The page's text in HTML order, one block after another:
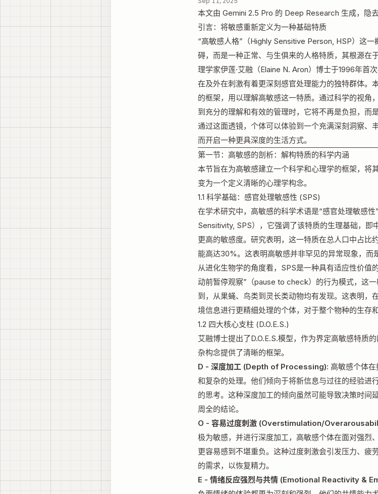
本文由 Gemini 2.5 Pro 的 Deep Research 生成，隐
引言：将敏感重新定义为一种基础特质
“高敏感人格”（Highly Sensitive Person, HSP）这
碍，而是一种正常、与生俱来的人格特质，其根源在
理学家伊莲·艾融（Elaine N. Aron）博士于1996年首
在及外在刺激有着更深刻感官处理能力的独特群体。
的框架，用以理解高敏感这一特质。通过科学的视角
到充分的理解和有效的管理时，它将不再是负担，而
通过这面透镜，个体可以体验到一个充满深刻洞察、
而开启一种更具深度的生活方式。
第一节：高敏感的剖析：解构特质的科学内涵
本节旨在为高敏感建立一个科学和心理学的框架，将
变为一个定义清晰的心理学构念。
1.1 科学基础：感官处理敏感性 (SPS)
在学术研究中，高敏感的科学术语是“感官处理敏感
Sensitivity, SPS），它强调了该特质的生理基础，即
更高的敏感度。研究表明，这一特质在总人口中占比
能高达30%。这表明高敏感并非罕见的异常现象，而
从进化生物学的角度看，SPS是一种具有适应性价值
动前暂停观察”（pause to check）的行为模式，这
到，从果蝇、鸟类到灵长类动物均有发现。这表明，
境信息进行更精细处理的个体，对于整个物种的生存
1.2 四大核心支柱 (D.O.E.S.)
艾融博士提出了D.O.E.S.模型，作为界定高敏感特质
杂构念提供了清晰的框架。
D - 深度加工 (Depth of Processing): 高敏感个体
和复杂的处理。他们倾向于将新信息与过往的经验进
的思考。这种深度加工的倾向虽然可能导致决策时间
周全的结论。
O - 容易过度刺激 (Overstimulation/
极为敏感，并进行深度加工，高敏感个体在面对强烈
更容易感到不堪重负。这种过度刺激会引发压力、疲
的需求，以恢复精力。
E - 情绪反应强烈与共情 (Emotional Reactivity &